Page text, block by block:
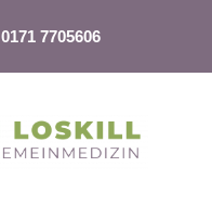
0171 7705606